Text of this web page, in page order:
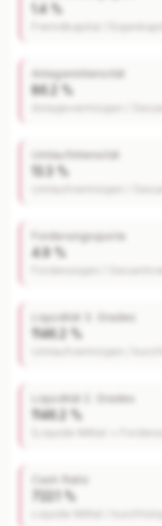
1.4 %
Anlagenintensität
86.2 %
Umlaufintensität
13.3 %
Forderungsquote
4.9 %
Liquidität 3. Grades
1146.2 %
Liquidität 2. Grades
1146.2 %
Cash Ratio
722.1 %